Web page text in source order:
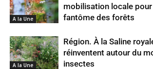
A la Une
mobilisation locale pour
fantôme des forêts
A la Une
Région. À la Saline
réinventent autour du
insectes